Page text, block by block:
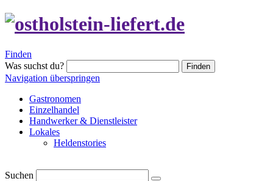
Finden
Was suchst du?
Finden
Navigation überspringen
Gastronomen
Einzelhandel
Handwerker & Dienstleister
Lokales
Heldenstories
Suchen